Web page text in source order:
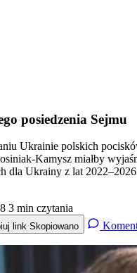
posiedzenia Sejmu
Ukrainie polskich
Kamysz miałby
dla Ukrainy z lat
3 min czytania
link Skopiowano